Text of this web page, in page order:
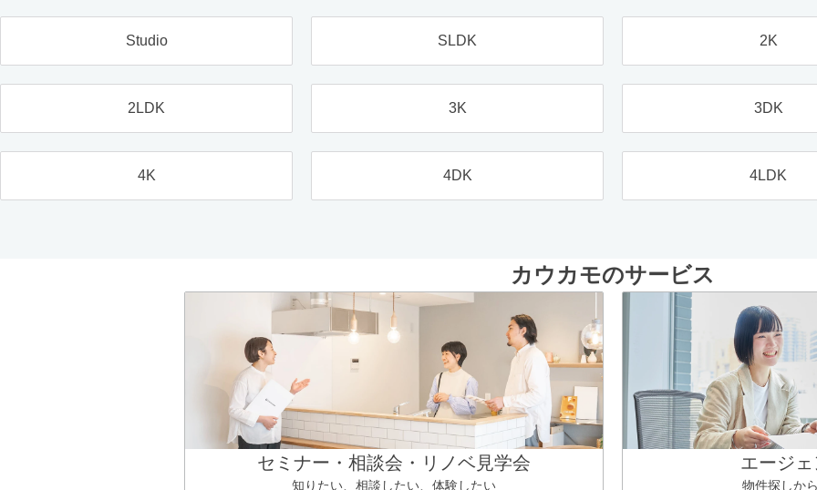
Studio SLDK 2K
2LDK 3K 3DK
4K 4DK 4LDK
カウカモのサービス
セミナー・相談会・リノベ見学会
知りたい、相談したい、体験したい
エージ
物件探しか